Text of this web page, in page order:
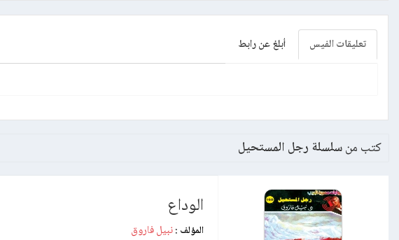
تعليقات الفيس أبلغ عن رابط
كتب من سلسلة رجل المستحيل
الوداع
المؤلف :نبيل فاروق